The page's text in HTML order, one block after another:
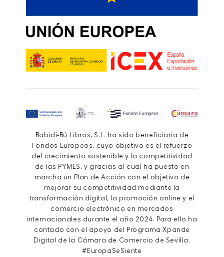
Babidi-Bú Libros, S.L. ha sido beneficiaria de
Fondos Europeos, cuyo objetivo es el refuerzo
del crecimiento sostenible y la competitividad
de las PYMES, y gracias al cual ha puesto en
marcha un Plan de Acción con el objetivo de
mejorar su competitividad mediante la
transformación digital, la promoción online y el
comercio electrónico en mercados
internacionales durante el año 2024. Para ello ha
contado con el apoyo del Programa Xpande
Digital de la Cámara de Comercio de Sevilla.
#EuropaSeSiente